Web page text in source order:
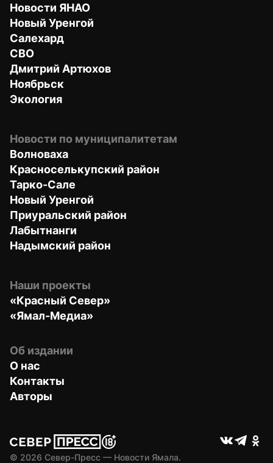
Новости ЯНАО
Новый Уренгой
Салехард
СВО
Дмитрий Артюхов
Ноябрьск
Экология
Новости по муниципалитетам
Волноваха
Красноселькупский район
Тарко-Сале
Новый Уренгой
Приуральский район
Лабытнанги
Надымский район
Наши проекты
«Красный Север»
«Ямал-Медиа»
Об издании
О нас
Контакты
Авторы
© 2026 Север-Пресс — Новости Ямала.